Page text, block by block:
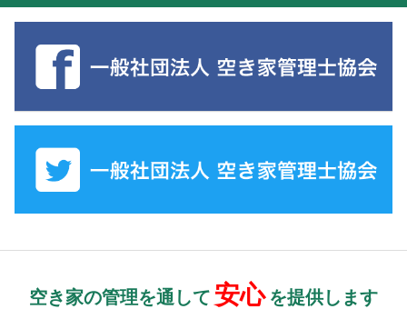
空き家の管理を通して 安心 を提供します